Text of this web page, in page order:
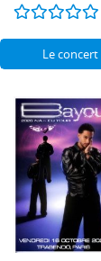
Le concert